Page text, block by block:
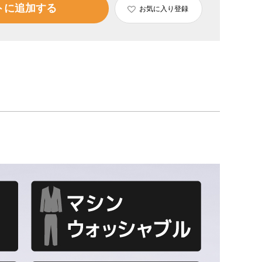
に追加する お気に入り登録